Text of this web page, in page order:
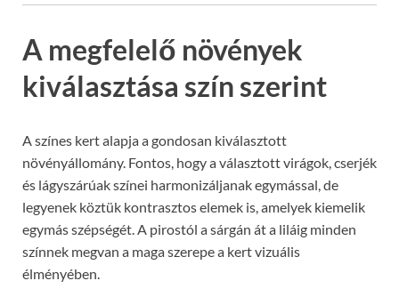
A megfelelő növények
kiválasztása szín szerint
A színes kert alapja a gondosan kiválasztott
növényállomány. Fontos, hogy a választott virágok, cserjék
és lágyszárúak színei harmonizáljanak egymással, de
legyenek köztük kontrasztos elemek is, amelyek kiemelik
egymás szépségét. A pirostól a sárgán át a liláig minden
színnek megvan a maga szerepe a kert vizuális
élményében.